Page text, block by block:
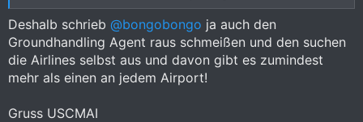
Deshalb schrieb @bongobongo ja auch den
Groundhandling Agent raus schmeißen und den suchen
die Airlines selbst aus und davon gibt es zumindest
mehr als einen an jedem Airport!
Gruss USCMAI